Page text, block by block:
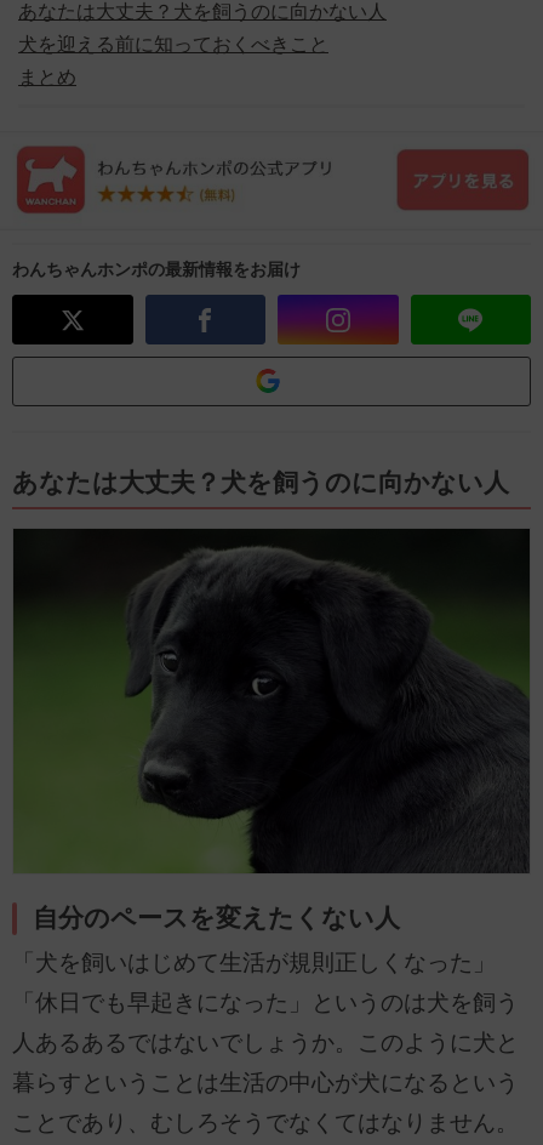
️あなたは大丈夫？犬を飼うのに向かない人
️犬を迎える前に知っておくべきこと
️まとめ
わんちゃんホンポの最新情報をお届け
️あなたは大丈夫？犬を飼うのに向かない人
自分のペースを変えたくない人
「犬を飼いはじめて生活が規則正しくなった」
「休日でも早起きになった」というのは犬を飼う
人あるあるではないでしょうか。このように犬と
暮らすということは生活の中心が犬になるという
ことであり、むしろそうでなくてはなりません。